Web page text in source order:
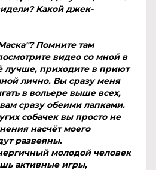
Какой джек-
Помните там
видео со мной в
лучше, приходите в приют
лично. Вы сразу меня
в вольере выше всех,
сразу обеими лапками.
собачек вы просто не
насчёт моего
развеяны.
молодой человек
активные игры,